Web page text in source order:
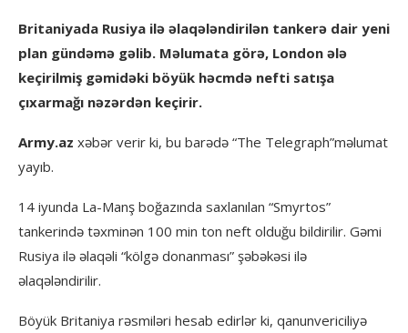
Britaniyada Rusiya ilə əlaqələndirilən tankerə dair yeni
plan gündəmə gəlib. Məlumata görə, London ələ
keçirilmiş gəmidəki böyük həcmdə nefti satışa
çıxarmağı nəzərdən keçirir.
Army.az xəbər verir ki, bu barədə “The Telegraph”məlumat
yayıb.
14 iyunda La-Manş boğazında saxlanılan “Smyrtos”
tankerində təxminən 100 min ton neft olduğu bildirilir. Gəmi
Rusiya ilə əlaqəli “kölgə donanması” şəbəkəsi ilə
əlaqələndirilir.
Böyük Britaniya rəsmiləri hesab edirlər ki, qanunvericiliyə